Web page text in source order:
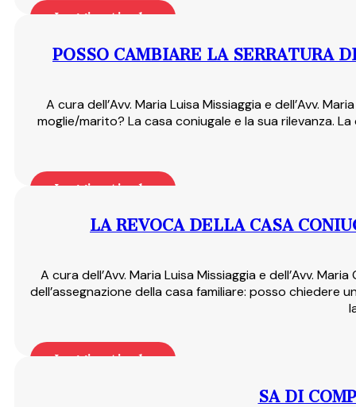
Leggi articolo
POSSO CAMBIARE LA SERRATURA
A cura dell’Avv. Maria Luisa Missiaggia e dell’Avv.
moglie/marito? La casa coniugale e la sua rilevanza.
Leggi articolo
LA REVOCA DELLA CASA
A cura dell’Avv. Maria Luisa Missiaggia e dell’Avv.
dell’assegnazione della casa familiare: posso chiedere
Leggi articolo
SA DI